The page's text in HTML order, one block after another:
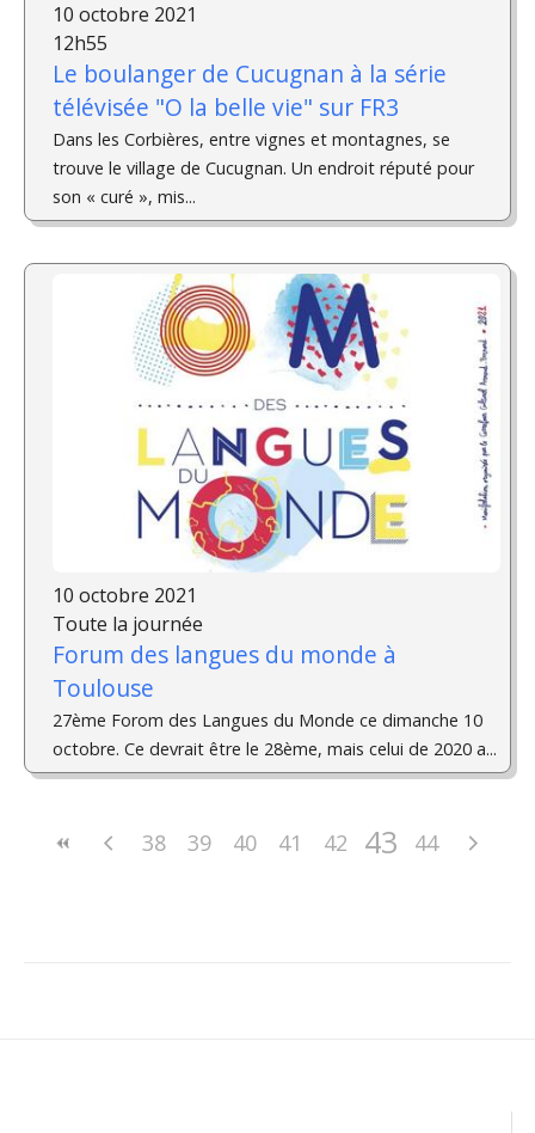
10 octobre 2021
12h55
Le boulanger de Cucugnan à la série
télévisée "O la belle vie" sur FR3
Dans les Corbières, entre vignes et montagnes, se
trouve le village de Cucugnan. Un endroit réputé pour
son « curé », mis...
10 octobre 2021
Toute la journée
Forum des langues du monde à
Toulouse
27ème Forom des Langues du Monde ce dimanche 10
octobre. Ce devrait être le 28ème, mais celui de 2020 a...
38 39 40 41 42 43 44